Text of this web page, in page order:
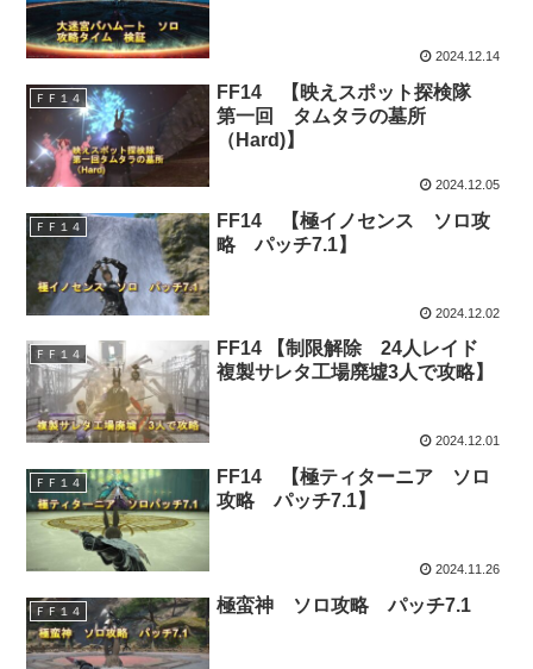
2024.12.14
ＦＦ１４
FF14 【映えスポット探検隊
第一回 タムタラの墓所
（Hard)】
2024.12.05
ＦＦ１４
FF14 【極イノセンス ソロ攻
略 パッチ7.1】
2024.12.02
ＦＦ１４
FF14 【制限解除 24人レイド
複製サレタ工場廃墟3人で攻略】
2024.12.01
ＦＦ１４
FF14 【極ティターニア ソロ
攻略 パッチ7.1】
2024.11.26
ＦＦ１４ 極蛮神 ソロ攻略 パッチ7.1